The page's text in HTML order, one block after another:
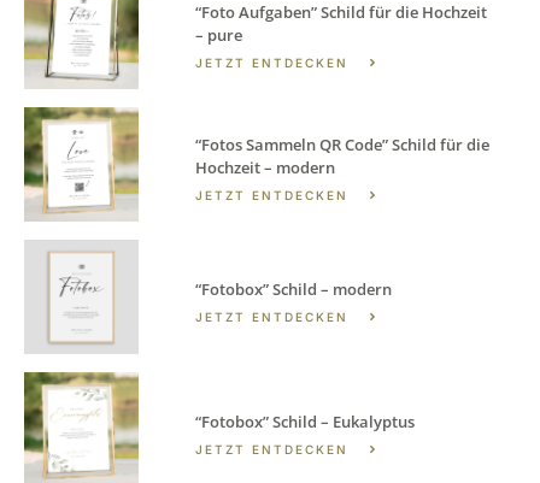
“Foto Aufgaben” Schild für die Hochzeit
– pure
JETZT ENTDECKEN
“Fotos Sammeln QR Code” Schild für die
Hochzeit – modern
JETZT ENTDECKEN
“Fotobox” Schild – modern
JETZT ENTDECKEN
“Fotobox” Schild – Eukalyptus
JETZT ENTDECKEN